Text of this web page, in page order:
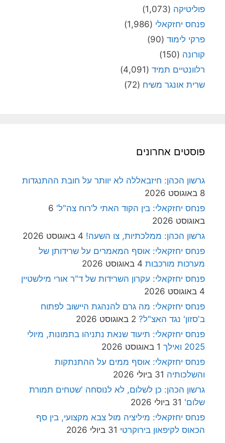
פוליטיקה (1,073)
פנחס יחזקאלי (1,986)
פרקי לימוד (90)
קורונה (150)
רלוונטיים תמיד (4,091)
שרית אונגר משיח (72)
פוסטים אחרונים
גרשון הכהן: חיזבאללה לא יוותר על חובת ההתנגדות
8 באוגוסט 2026
פנחס יחזקאלי: בין הקוד האתי ל'רוח צה"ל' 6
באוגוסט 2026
גרשון הכהן: ממלכתיות, צו השעה! 4 באוגוסט 2026
פנחס יחזקאלי: אוסף המאמרים על שרידותן של
מערכות מורכבות 4 באוגוסט 2026
פנחס יחזקאלי: עקרון השרידות של ד"ר אורי מילשטיין
4 באוגוסט 2026
פנחס יחזקאלי: מה גרם להנהגת היישוב לפתוח
ב'סזון' נגד האצ"ל? 2 באוגוסט 2026
פנחס יחזקאלי: תיעוד שנאת נתניהו בתמונות, מיולי
2025 ואילך
1 באוגוסט 2026
פנחס יחזקאלי: אוסף ממים על ההתנתקות
והשלכותיה 31 ביולי 2026
גרשון הכהן: כן לשלום, לא לנוסחה 'שטחים תמורת
שלום' 31 ביולי 2026
פנחס יחזקאלי: מיליציה מול צבא מקצועי, בין סף
הכאוס לקיפאון בירוקרטי 31 ביולי 2026